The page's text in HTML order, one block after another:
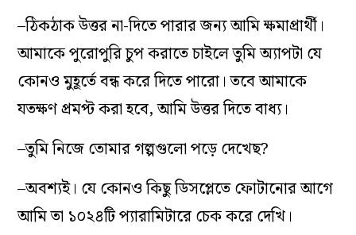
–ঠিকঠাক উত্তর না-দিতে পারার জন্য আমি ক্ষমাপ্রার্থী।
আমাকে পুরোপুরি চুপ করাতে চাইলে তুমি অ্যাপটা যে
কোনও মুহূর্তে বন্ধ করে দিতে পারো। তবে আমাকে
যতক্ষণ প্রমপ্ট করা হবে, আমি উত্তর দিতে বাধ্য।
–তুমি নিজে তোমার গল্পগুলো পড়ে দেখেছ?
–অবশ্যই। যে কোনও কিছু ডিসপ্লেতে ফোটানোর আগে
আমি তা ১০২৪টি প্যারামিটারে চেক করে দেখি।